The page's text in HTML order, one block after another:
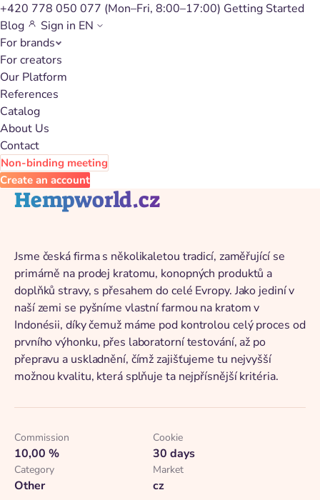
+420 778 050 077 (Mon–Fri, 8:00–17:00) Getting Started
Blog
Sign in EN
For brands
For creators
Our Platform
References
Catalog
About Us
Contact
Non-binding meeting
Create an account
Back to catalog
Hempworld.cz
Jsme česká firma s několikaletou tradicí, zaměřující se
primárně na prodej kratomu, konopných produktů a
doplňků stravy, s přesahem do celé Evropy. Jako jediní v
naší zemi se pyšníme vlastní farmou na kratom v
Indonésii, díky čemuž máme pod kontrolou celý proces od
prvního výhonku, přes laboratorní testování, až po
přepravu a uskladnění, čímž zajišťujeme tu nejvyšší
možnou kvalitu, která splňuje ta nejpřísnější kritéria.
Commission
10,00 %
Cookie
30 days
Category
Other
Market
cz